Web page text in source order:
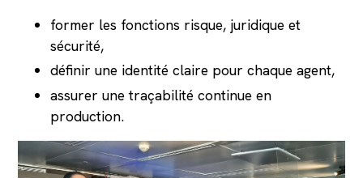
former les fonctions risque, juridique et
sécurité,
définir une identité claire pour chaque agent,
assurer une traçabilité continue en
production.